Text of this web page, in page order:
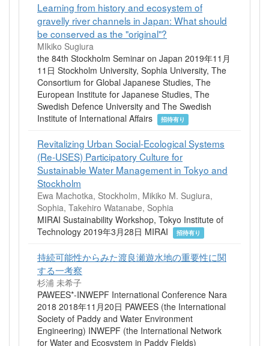
Learning from history and ecosystem of
gravelly river channels in Japan: What should
be conserved as the "original"?
MIkiko Sugiura
the 84th Stockholm Seminar on Japan 2019年11月
11日 Stockholm University, Sophia University, The
Consortium for Global Japanese Studies, The
European Institute for Japanese Studies, The
Swedish Defence University and The Swedish
Institute of International Affairs
招待有り
Revitalizing Urban Social-Ecological Systems
(Re-USES) Participatory Culture for
Sustainable Water Management in Tokyo and
Stockholm
Ewa Machotka, Stockholm, Mikiko M. Sugiura,
Sophia, Takehiro Watanabe, Sophia
MIRAI Sustainability Workshop, Tokyo Institute of
Technology 2019年3月28日 MIRAI
招待有り
持続可能性からみた渡良瀬遊水地の重要性に関
する一考察
杉浦 未希子
PAWEES*-INWEPF International Conference Nara
2018 2018年11月20日 PAWEES (the International
Society of Paddy and Water Environment
Engineering) INWEPF (the International Network
for Water and Ecosystem in Paddy Fields)